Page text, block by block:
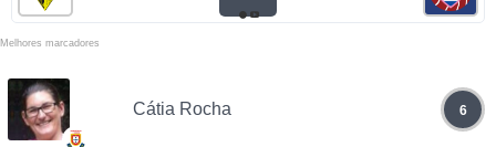
Melhores marcadores
Cátia Rocha 6